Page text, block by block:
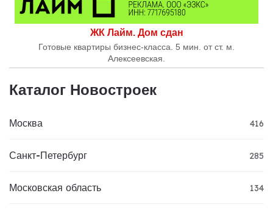
ЖК Лайм. Дом сдан
Готовые квартиры бизнес-класса. 5 мин. от ст. м.
Алексеевская.
Каталог Новостроек
Москва 416
Санкт-Петербург 285
Московская область 134